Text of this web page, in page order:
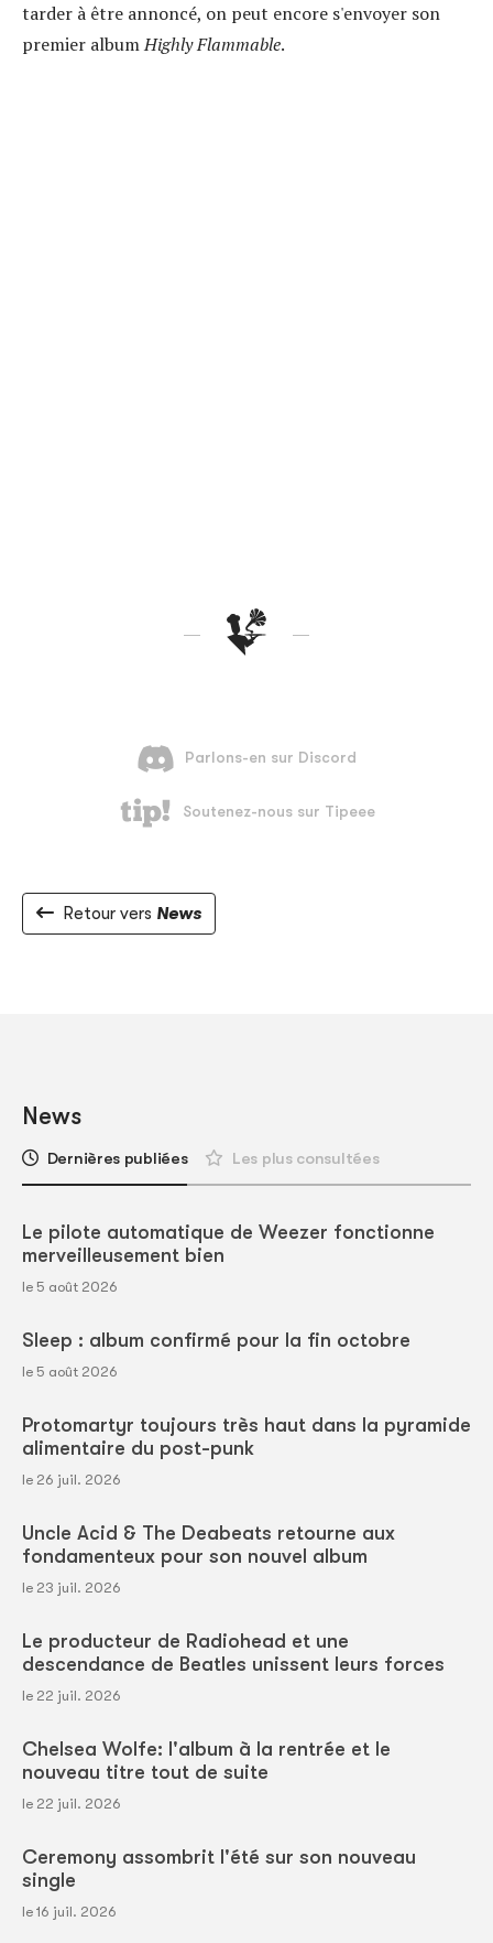
tarder à être annoncé, on peut encore s'envoyer son
premier albumHighly Flammable.
Retour vers News
News
Dernières publiées Les plus consultées
Le pilote automatique de Weezer fonctionne
merveilleusement bien
le 5 août 2026
Sleep : album confirmé pour la fin octobre
le 5 août 2026
Protomartyr toujours très haut dans la pyramide
alimentaire du post-punk
le 26 juil. 2026
Uncle Acid & The Deabeats retourne aux
fondamenteux pour son nouvel album
le 23 juil. 2026
Le producteur de Radiohead et une
descendance de Beatles unissent leurs forces
le 22 juil. 2026
Chelsea Wolfe: l'album à la rentrée et le
nouveau titre tout de suite
le 22 juil. 2026
Ceremony assombrit l'été sur son nouveau
single
le 16 juil. 2026